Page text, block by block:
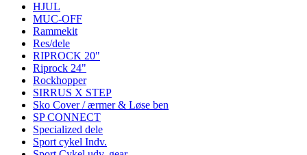
HJUL
MUC-OFF
Rammekit
Res/dele
RIPROCK 20"
Riprock 24"
Rockhopper
SIRRUS X STEP
Sko Cover / ærmer & Løse ben
SP CONNECT
Specialized dele
Sport cykel Indv.